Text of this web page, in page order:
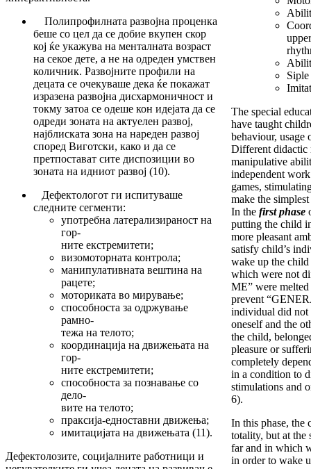
Полипрофилната развојна проценка
беше со цел да се добие вкупен скор
кој ќе укажува на менталната возраст
на секое дете, а не на одреден умствен
количник. Развојните профили на
децата се очекуваше дека ќе покажат
изразена развојна дисхармоничност и
токму затоа се одеше кон идејата да се
одреди зоната на актуелен развој,
најблиската зона на нареден развој
според Виготски, како и да се
претпостават сите диспозиции во
зоната на идниот развој (10).
Дефектологот ги испитуваше
следните сегменти:
употребна латерализираност на
гор-
ните екстремитети;
визомоторната контрола;
манипулативната вештина на
рацете;
моториката во мирување;
способноста за одржување
рамно-
тежа на телото;
координација на движењата на
гор-
ните екстремитети;
способноста за познавање со
дело-
вите на телото;
праксија-едноставни движења;
имитацијата на движењата (11).
Дефектолозите, социјалните работници и
The special
have taught
behaviour, usage
Different didactic
manipulative
independent
games,
make the
In the first phase
putting the child
more pleasant
satisfy child’s
wake up the
which were not
ME” were
prevent
individual did not
oneself and the
the child,
pleasure or
completely
in a condition to
stimulations and
6).
In this phase, the
totality, but at the
far and in which
in order to wake